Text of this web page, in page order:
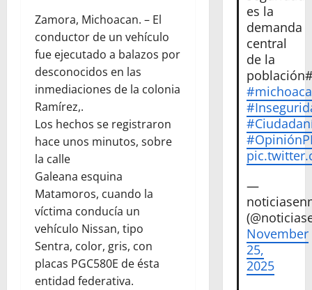
Zamora, Michoacan. – El
conductor de un vehículo
fue ejecutado a balazos por
desconocidos en las
inmediaciones de la colonia
Ramírez,.
Los hechos se registraron
hace unos minutos, sobre
la calle
Galeana esquina
Matamoros, cuando la
víctima conducía un
vehículo Nissan, tipo
Sentra, color, gris, con
placas PGC580E de ésta
entidad federativa.
es la
demanda
central
de la
—
November
25,
2025